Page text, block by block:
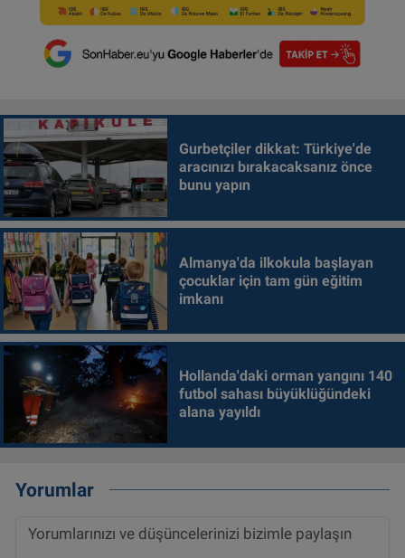
Gurbetçiler dikkat: Türkiye'de
aracınızı bırakacaksanız önce
bunu yapın
Almanya'da ilkokula başlayan
çocuklar için tam gün eğitim
imkanı
Hollanda'daki orman yangını 140
futbol sahası büyüklüğündeki
alana yayıldı
Yorumlar